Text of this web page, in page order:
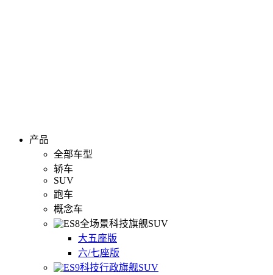
产品
全部车型
轿车
SUV
跑车
概念车
全场景科技旗舰SUV
大五座版
六/七座版
科技行政旗舰SUV